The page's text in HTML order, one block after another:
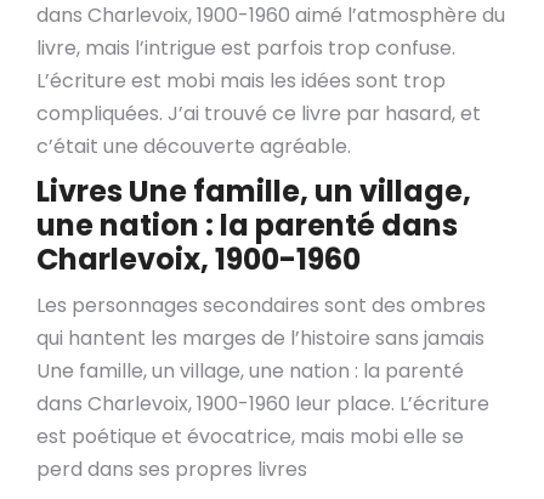
dans Charlevoix, 1900-1960 aimé l’atmosphère du
livre, mais l’intrigue est parfois trop confuse.
L’écriture est mobi mais les idées sont trop
compliquées. J’ai trouvé ce livre par hasard, et
c’était une découverte agréable.
Livres Une famille, un village,
une nation : la parenté dans
Charlevoix, 1900-1960
Les personnages secondaires sont des ombres
qui hantent les marges de l’histoire sans jamais
Une famille, un village, une nation : la parenté
dans Charlevoix, 1900-1960 leur place. L’écriture
est poétique et évocatrice, mais mobi elle se
perd dans ses propres livres